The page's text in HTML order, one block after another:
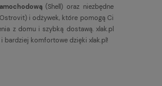
(Shell) oraz niezbędne
i odżywek, które pomogą Ci
z domu i szybką dostawą. xlak.pl
bardziej komfortowe dzięki xlak.pl!